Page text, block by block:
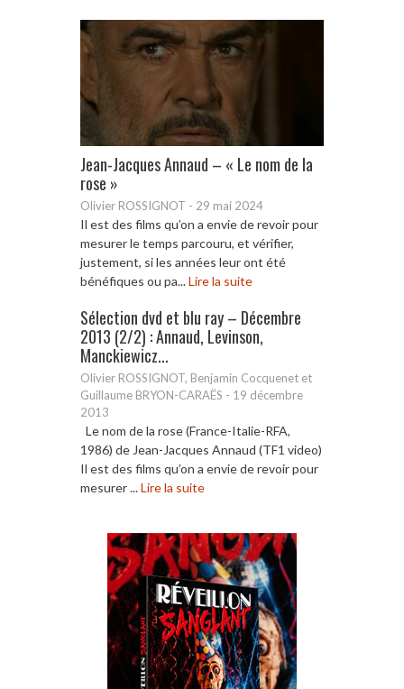
Jean-Jacques Annaud – « Le nom de la
rose »
Olivier ROSSIGNOT - 29 mai 2024
Il est des films qu’on a envie de revoir pour
mesurer le temps parcouru, et vérifier,
justement, si les années leur ont été
bénéfiques ou pa...Lire la suite
Sélection dvd et blu ray – Décembre
2013 (2/2) : Annaud, Levinson,
Manckiewicz...
Olivier ROSSIGNOT, Benjamin Cocquenet et
Guillaume BRYON-CARAËS - 19 décembre
2013
Le nom de la rose (France-Italie-RFA,
1986) de Jean-Jacques Annaud (TF1 video)
Il est des films qu’on a envie de revoir pour
mesurer ...Lire la suite